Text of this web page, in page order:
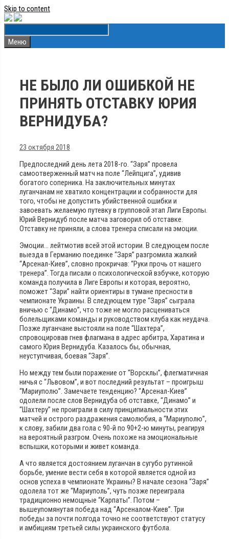
Skip to content
Меню
НЕ БЫЛО ЛИ ОШИБКОЙ НЕ
ПРИНЯТЬ ОТСТАВКУ ЮРИЯ
ВЕРНИДУБА?
23 октября 2018
Предпоследний день лета 2018-го. “Заря” провела
самоотверженный матч на поле “Лейпцига”, удивив
богатого соперника. На заключительных минутах
луганчанам не хватило концентрации и собранности для
того, чтобы не допустить убийственной ошибки и
завоевать желаемую путевку в групповой этап Лиги Европы.
Юрий Вернидуб после матча заговорил об отставке.
Отставку не приняли, а слова тренера списали на эмоции.
Эмоции… лейтмотив всей этой истории. В следующем после
выезда в Германию поединке “Заря” разгромила жалкий
“Арсенал-Киев”, словно прокричав: “Руки прочь от нашего
тренера”. Тогда писали о психологической взбучке, которую
команда получила в Лиге Европы и которая, вероятно,
поможет “Зари” найти ориентиры в тумане пресности в
чемпионате Украины. В следующем туре “Заря” сыграла
вничью с “Динамо”, что тоже не могло расцениваться
болельщиками команды и руководством клуба как неудача.
Позже луганчане выстояли на поле “Шахтера”,
спровоцировав гнев флагмана в адрес арбитра, Харатина и
самого Юрия Вернидуба. Казалось бы, обычная,
неуступчивая, боевая “Заря”.
Но между тем были поражение от “Ворсклы”, флегматичная
ничья с “Львовом”, и вот последний результат – проигрыш
“Мариуполю”. Замечаете тенденцию? “Арсенал-Киев”
одолели после слов Вернидуба об отставке, “Динамо” и
“Шахтеру” не проиграли в силу принципиальности этих
матчей и острого раздражения самолюбия, а “Мариуполю”,
к слову, забили два гола с 90-й по 90+2-ю минуты, реагируя
на вероятный разгром. Очень похоже на эмоциональные
вспышки, которыми и живет команда.
А что является достоянием луганчан в сугубо рутинной
борьбе, умение вести себя в которой является одной из
основ успеха в чемпионате Украины? В начале сезона “Заря”
одолела тот же “Мариуполь”, чуть позже переиграла
традиционно немощные “Карпаты”. Потом –
вышеупомянутая победа над “Арсеналом-Киев”. Три
победы за почти полгода точно не соответствуют статусу
и амбициям третьей силы украинского футбола.